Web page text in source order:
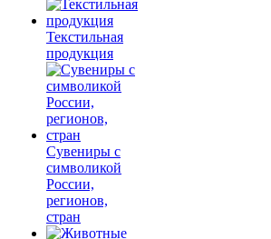
Текстильная
продукция
Сувениры с
символикой
России,
регионов,
стран